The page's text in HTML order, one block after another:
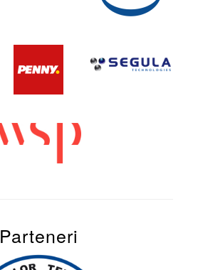
Parteneri